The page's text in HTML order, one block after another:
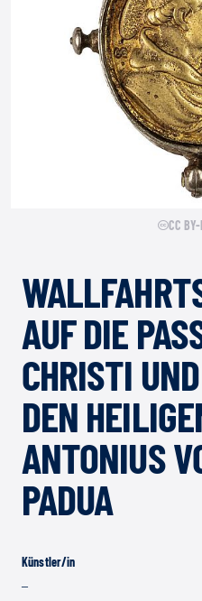
CC
AUF DIE
CHRISTI
DEN
ANTONIUS
PADUA
Künstler/in
–